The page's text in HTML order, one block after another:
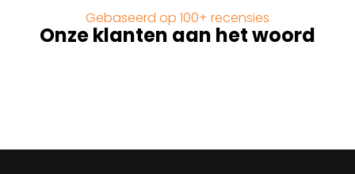
Gebaseerd op 100+ recensies
Onze klanten aan het woord